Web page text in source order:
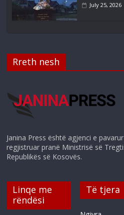
July 25, 2026
Rreth nesh
Janina Press është agjenci e
regjistruar pranë Ministrisë së
Republikës së Kosovës.
Linqe me
rëndësi
Të tjera